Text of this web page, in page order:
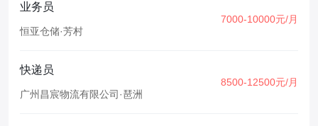
业务员
恒亚仓储·芳村
7000-10000元/月
快递员
广州昌宸物流有限公司 ·琶洲
8500-12500元/月